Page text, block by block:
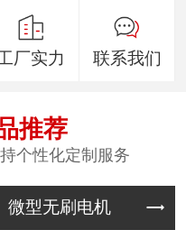
厂实力 联系我们
推荐
个性化定制服务
微型无刷 微